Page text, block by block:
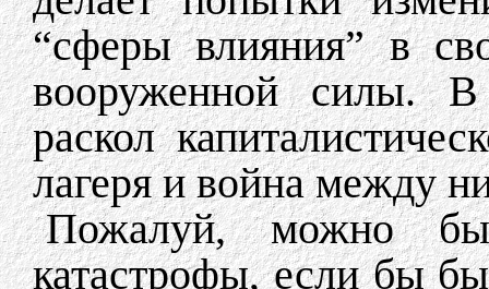
“сферы влияния” в
вооруженной силы. В
раскол
лагеря и война между
Пожалуй, можно
катастрофы, если бы